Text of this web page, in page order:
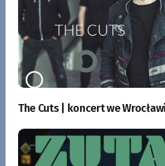
The Cuts | koncert we